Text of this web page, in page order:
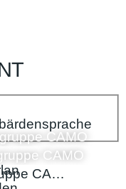
CAMO
CAMO
Daniel, Theatergruppe CAMO